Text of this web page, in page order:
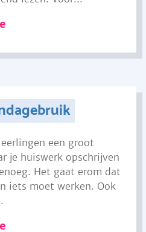
een groot
je huiswerk opschrijven
Het gaat erom dat
iets moet werken. Ook